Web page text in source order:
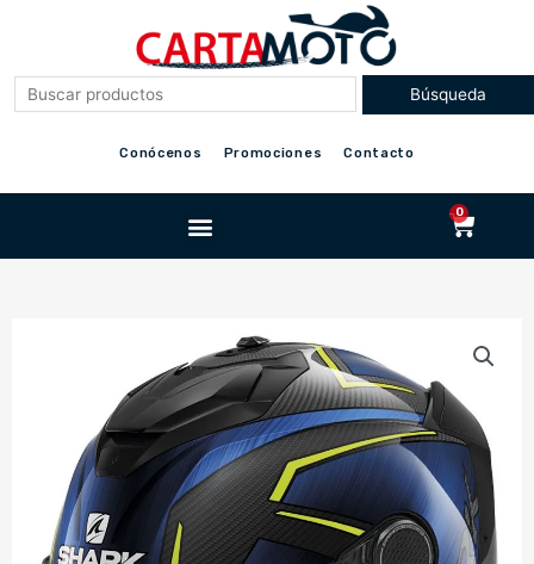
Conócenos Promociones Contacto
Menu 0